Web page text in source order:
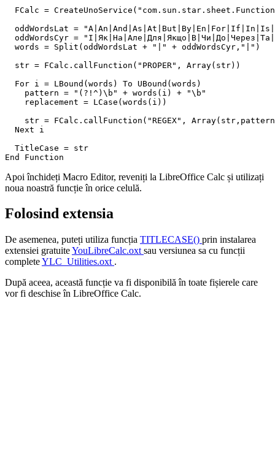
FCalc =
oddWordsLat =
oddWordsCyr =
  words = Split(oddWordsLat + "|" + oddWordsCyr,"|")
  str = FCalc.callFunction("PROPER", Array(str))
  For i = LBound(words) To UBound(words)
    pattern = "(?!^)\b" + words(i) + "\b"
    replacement = LCase(words(i))
str = FCalc.callFunction("REGEX",
  Next i
  TitleCase = str
Apoi închideți Macro Editor, reveniți la LibreOffice Calc și utilizați
noua noastră funcție în orice celulă.
Folosind extensia
De asemenea, puteți utiliza funcția TITLECASE() prin instalarea
extensiei gratuiteYouLibreCalc.oxt sau versiunea sa cu funcții
completeYLC_Utilities.oxt .
După aceea, această funcție va fi disponibilă în toate fișierele care
vor fi deschise în LibreOffice Calc.